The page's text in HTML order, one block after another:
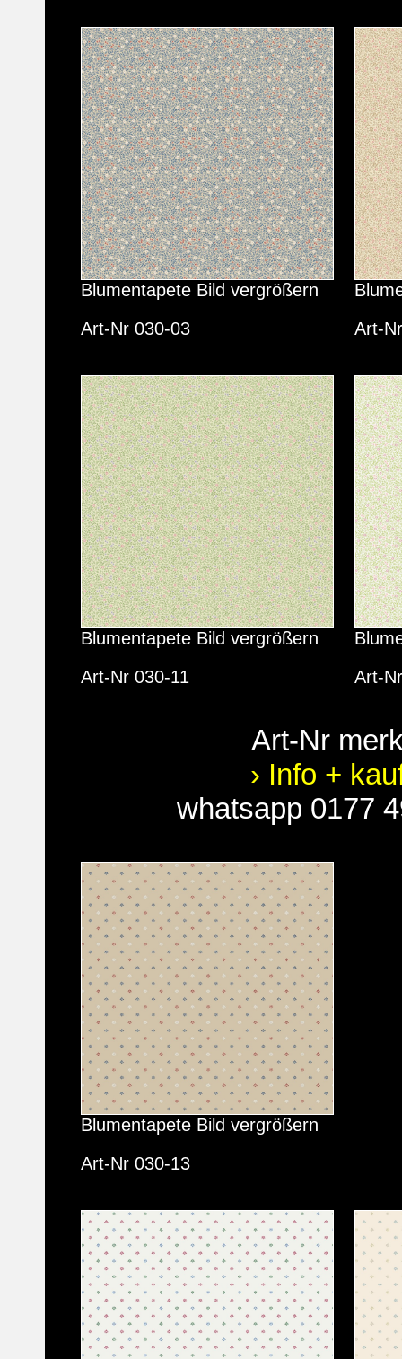
Blumentapete Bild vergrößern
Art-Nr 030-03
Art-
Blumentapete Bild vergrößern
Art-Nr 030-11
Art-
Art-Nr
› Info +
whatsapp 0177
Blumentapete Bild vergrößern
Art-Nr 030-13